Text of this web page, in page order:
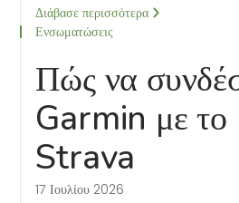
Διάβασε περισσότερα
Ενσωματώσεις
Πώς να
Garmin με το
Strava
17 Ιουλίου 2026